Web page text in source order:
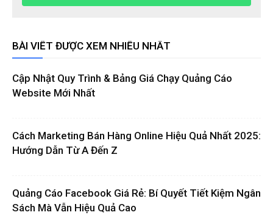
BÀI VIẾT ĐƯỢC XEM NHIỀU NHẤT
Cập Nhật Quy Trình & Bảng Giá Chạy Quảng Cáo
Website Mới Nhất
Cách Marketing Bán Hàng Online Hiệu Quả Nhất 2025:
Hướng Dẫn Từ A Đến Z
Quảng Cáo Facebook Giá Rẻ: Bí Quyết Tiết Kiệm Ngân
Sách Mà Vẫn Hiệu Quả Cao